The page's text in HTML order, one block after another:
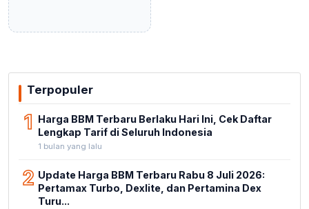
Terpopuler
1 Harga BBM Terbaru Berlaku Hari Ini, Cek Daftar
Lengkap Tarif di Seluruh Indonesia
1 bulan yang lalu
2 Update Harga BBM Terbaru Rabu 8 Juli 2026:
Pertamax Turbo, Dexlite, dan Pertamina Dex
Turu...